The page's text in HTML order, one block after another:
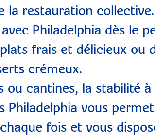
la restauration collective.
Philadelphia dès le
frais et délicieux ou
crémeux.
ou cantines, la stabilité à
Philadelphia vous
fois et vous